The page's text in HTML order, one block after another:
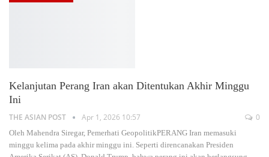
Kelanjutan Perang Iran akan Ditentukan Akhir Minggu
Ini
THE ASIAN POST Apr 1, 2026 10:57 0
Oleh Mahendra Siregar, Pemerhati GeopolitikPERANG Iran memasuki
minggu kelima pada akhir minggu ini. Seperti direncanakan Presiden